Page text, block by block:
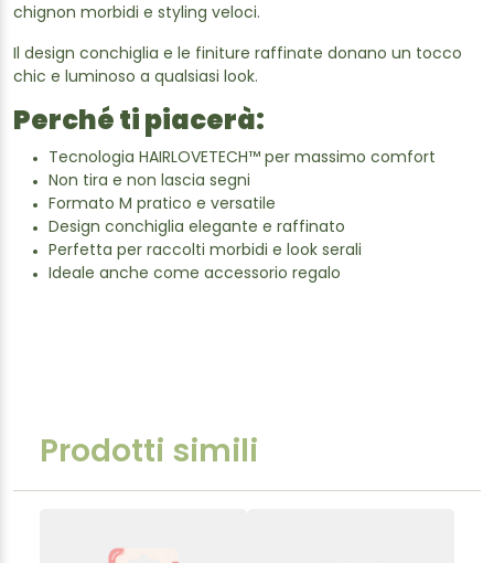
chignon morbidi e styling veloci.
Il design conchiglia e le finiture raffinate donano un tocco
chic e luminoso a qualsiasi look.
Perché ti piacerà:
Tecnologia HAIRLOVETECH™ per massimo comfort
Non tira e non lascia segni
Formato M pratico e versatile
Design conchiglia elegante e raffinato
Perfetta per raccolti morbidi e look serali
Ideale anche come accessorio regalo
Prodotti simili